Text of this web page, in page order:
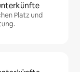
Platz und